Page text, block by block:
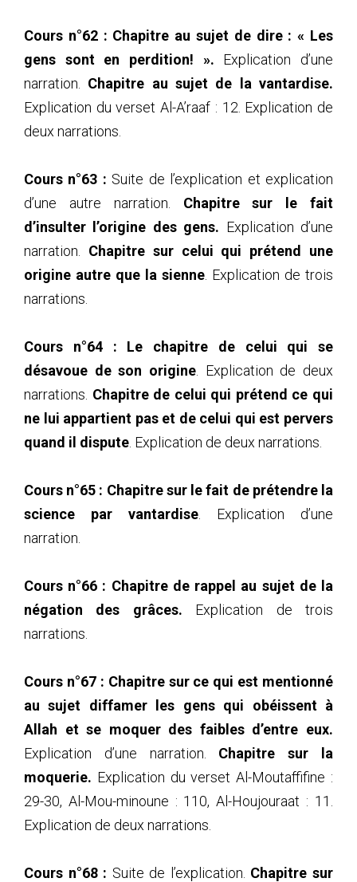
Cours n°62 : Chapitre au sujet de dire : « Les
gens sont en perdition! ».
Explication d’une
narration. Chapitre au sujet de la vantardise.
Explication du verset Al-A’raaf : 12. Explication de
deux narrations.
Cours n°63 : Suite de l’explication et explication
d’une autre narration. Chapitre sur le fait
d’insulter l’origine des gens. Explication d’une
narration. Chapitre sur celui qui prétend une
origine autre que la sienne . Explication de trois
narrations.
Cours n°64 :
Le chapitre de celui qui se
désavoue de son origine . Explication de deux
narrations. Chapitre de celui qui prétend ce qui
ne lui appartient pas et de celui qui est pervers
quand il dispute . Explication de deux narrations.
Cours n°65 : Chapitre sur le fait de prétendre la
science par vantardise . Explication d’une
narration.
Cours n°66 : Chapitre de rappel au sujet de la
négation des grâces. Explication de trois
narrations.
Cours n°67 : Chapitre sur ce qui est mentionné
au sujet diffamer les gens qui obéissent à
Allah et se moquer des faibles d’entre eux.
Explication d’une narration. Chapitre sur la
moquerie. Explication du verset Al-Moutaffifine :
29-30, Al-Mou-minoune : 110, Al-Houjouraat : 11.
Explication de deux narrations.
Cours n°68 : Suite de l’explication. Chapitre sur